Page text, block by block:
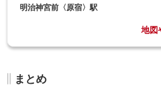
明治神宮前〈原宿〉駅
地図
まとめ